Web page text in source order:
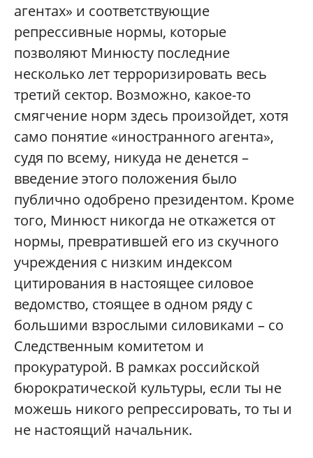
агентах» и соответствующие
репрессивные нормы, которые
позволяют Минюсту последние
несколько лет терроризировать весь
третий сектор. Возможно, какое-то
смягчение норм здесь произойдет, хотя
само понятие «иностранного агента»,
судя по всему, никуда не денется –
введение этого положения было
публично одобрено президентом. Кроме
того, Минюст никогда не откажется от
нормы, превратившей его из скучного
учреждения с низким индексом
цитирования в настоящее силовое
ведомство, стоящее в одном ряду с
большими взрослыми силовиками – со
Следственным комитетом и
прокуратурой. В рамках российской
бюрократической культуры, если ты не
можешь никого репрессировать, то ты и
не настоящий начальник.